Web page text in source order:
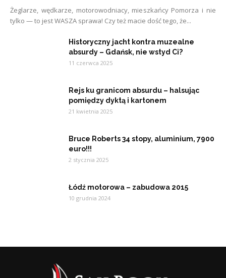
Żeglarze, wędkarze, motorowodniacy, mieszkańcy Pomorza i nie
tylko — to jest WASZA sprawa! Czy też macie dość tego, że...
Historyczny jacht kontra muzealne
absurdy – Gdańsk, nie wstyd Ci?
11 czerwca 2025
Rejs ku granicom absurdu – halsując
pomiędzy dyktą i kartonem
21 kwietnia 2025
Bruce Roberts 34 stopy, aluminium, 7900
euro!!!
2 stycznia 2025
Łódź motorowa – zabudowa 2015
10 grudnia 2024